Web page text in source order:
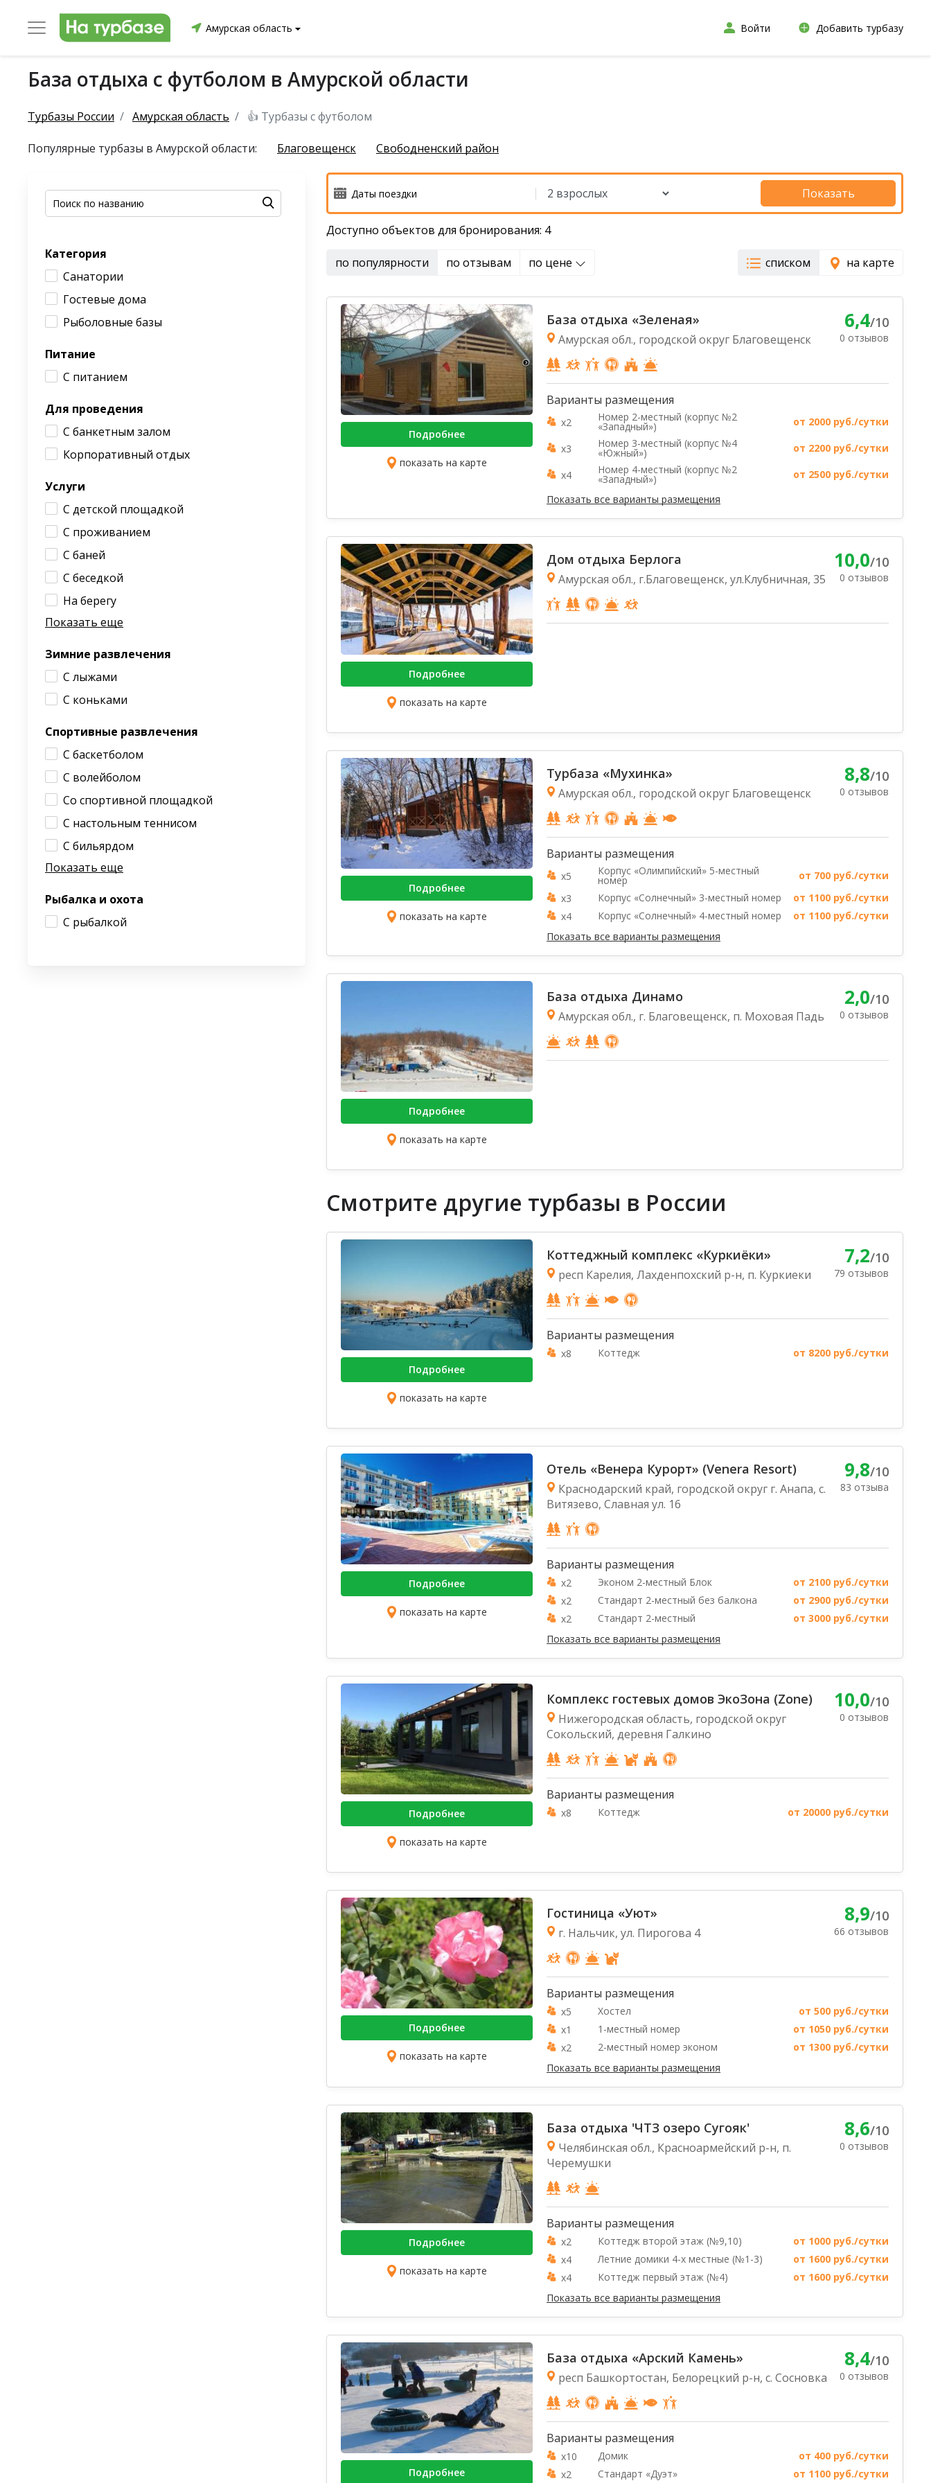
Амурская область Войти Добавить турбазу
База отдыха с футболом в Амурской области
Турбазы России Амурская область 👍 Турбазы с футболом
Популярные турбазы в Амурской области: Благовещенск Свободненский район
Категория
Санатории
Гостевые дома
Рыболовные базы
Питание
С питанием
Для проведения
С банкетным залом
Корпоративный отдых
Услуги
С детской площадкой
С проживанием
С баней
С беседкой
На берегу
Показать еще
Зимние развлечения
С лыжами
С коньками
Спортивные развлечения
С баскетболом
С волейболом
Со спортивной площадкой
С настольным теннисом
С бильярдом
Показать еще
Рыбалка и охота
С рыбалкой
Показать
Доступно объектов для бронирования: 4
по популярности по отзывам по цене списком на карте
Подробнее
показать на карте
База отдыха «Зеленая»
Амурская обл., городской округ Благовещенск
6,4/10
0 отзывов
Варианты размещения
x2 Номер 2-местный (корпус №2
«Западный») от 2000 руб./сутки
x3 Номер 3-местный (корпус №4
«Южный») от 2200 руб./сутки
x4 Номер 4-местный (корпус №2
«Западный»)
от 2500 руб./сутки
Показать все варианты размещения
Подробнее
показать на карте
Дом отдыха Берлога
Амурская обл., г.Благовещенск, ул.Клубничная, 35
10,0/10
0 отзывов
Подробнее
показать на карте
Турбаза «Мухинка»
Амурская обл., городской округ Благовещенск
8,8/10
0 отзывов
Варианты размещения
x5 Корпус «Олимпийский» 5-местный
номер
от 700 руб./сутки
x3
Корпус «Солнечный» 3-местный номер
от 1100 руб./сутки
x4
Корпус «Солнечный» 4-местный номер
от 1100 руб./сутки
Показать все варианты размещения
Подробнее
показать на карте
База отдыха Динамо
Амурская обл., г. Благовещенск, п. Моховая Падь
2,0/10
0 отзывов
Смотрите другие турбазы в России
Подробнее
показать на карте
Коттеджный комплекс «Куркиёки»
респ Карелия, Лахденпохский р-н, п. Куркиеки
7,2/10
79 отзывов
Варианты размещения
x8 Коттедж от 8200 руб./сутки
Подробнее
показать на карте
Отель «Венера Курорт» (Venera Resort)
Краснодарский край, городской округ г. Анапа, с.
Витязево, Славная ул. 16
9,8/10
83 отзыва
Варианты размещения
x2 Эконом 2-местный Блок
от 2100 руб./сутки
x2
Стандарт 2-местный без балкона
от 2900 руб./сутки
x2
Стандарт 2-местный
от 3000 руб./сутки
Показать все варианты размещения
Подробнее
показать на карте
Комплекс гостевых домов ЭкоЗона (Zone)
Нижегородская область, городской округ
Сокольский, деревня Галкино
10,0/10
0 отзывов
Варианты размещения
x8 Коттедж от 20000 руб./сутки
Подробнее
показать на карте
Гостиница «Уют»
г. Нальчик, ул. Пирогова 4
8,9/10
66 отзывов
Варианты размещения
x5 Хостел
от 500 руб./сутки
x1
1-местный номер
от 1050 руб./сутки
x2
2-местный номер эконом
от 1300 руб./сутки
Показать все варианты размещения
Подробнее
показать на карте
База отдыха 'ЧТЗ озеро Сугояк'
Челябинская обл., Красноармейский р-н, п.
Черемушки
8,6/10
0 отзывов
Варианты размещения
x2 Коттедж второй этаж (№9,10)
от 1000 руб./сутки
x4
Летние домики 4-х местные (№1-3)
от 1600 руб./сутки
x4
Коттедж первый этаж (№4)
от 1600 руб./сутки
Показать все варианты размещения
Подробнее
База отдыха «Арский Камень»
респ Башкортостан, Белорецкий р-н, с. Сосновка
8,4/10
0 отзывов
Варианты размещения
x10 Домик
от 400 руб./сутки
x2
Стандарт «Дуэт» от 1100 руб./сутки
Онежский район
Приморский район
Устьянский район